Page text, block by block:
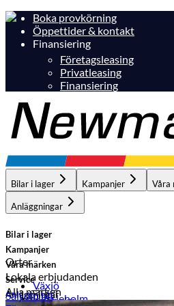
Boka provkörning
Öppettider & kontakt
Finansiering
Företagsleasing
Privatleasing
Finansiering
Bilar i lager Kampanjer Våra
Anläggningar
Bilar i lager
Orter
Växjö
Hässleholm
Kampanjer
Lokala erbjudanden
Hässleholm
Våra märken
Alla märken
Service
Anläggningar
Sälj din bil